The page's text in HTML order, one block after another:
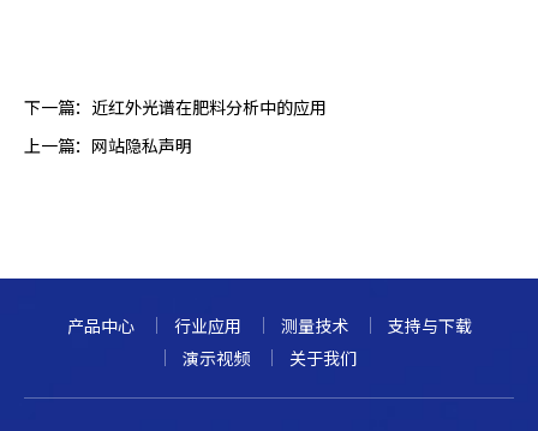
下一篇： 近红外光谱在肥料分析中的应用
上一篇： 网站隐私声明
产品中心 行业应用 测量技术
支持与下载
演示视频
关于我们